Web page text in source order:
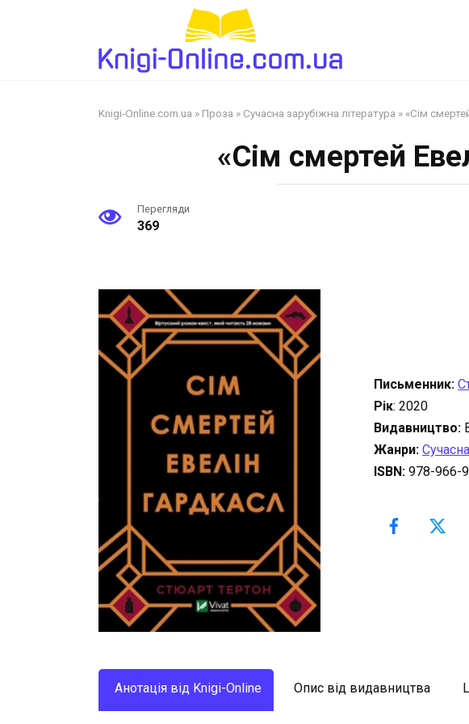
Knigi-Online.com.ua » Проза » Сучасна зарубіжна література » «Сім
«Сім смертей
Перегляди
369
Письменник:
Рік: 2020
Видавництво:
Жанри:
ISBN: 978-966-
Анотація від Knigi-Online Опис від видавництва